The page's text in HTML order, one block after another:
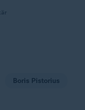
Boris Pistorius